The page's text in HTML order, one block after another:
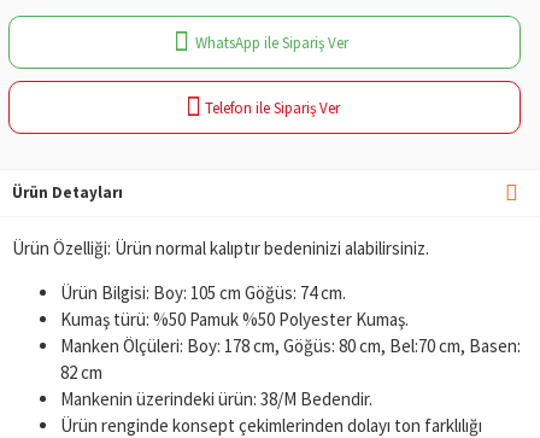
WhatsApp ile Sipariş Ver
Telefon ile Sipariş Ver
Ürün Detayları
Ürün Özelliği: Ürün normal kalıptır bedeninizi alabilirsiniz.
Ürün Bilgisi: Boy: 105 cm Göğüs: 74 cm.
Kumaş türü: %50 Pamuk %50 Polyester Kumaş.
Manken Ölçüleri: Boy: 178 cm, Göğüs: 80 cm, Bel:70 cm, Basen:
82 cm
Mankenin üzerindeki ürün: 38/M Bedendir.
Ürün renginde konsept çekimlerinden dolayı ton farklılığı